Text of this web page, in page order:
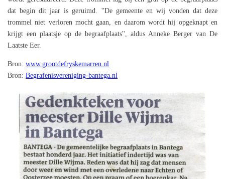
dat begin dit jaar is geruimd. ''De gemeente en wij vonden dat deze
trommel niet verloren mocht gaan, en daarom wordt hij opgeknapt en
krijgt een plaatsje op de begraafplaats'', aldus Anneke Berger van De
Laatste Eer.
Bron: www.grootdefryskemarren.nl
Bron: Begrafenisvereniging-bantega.nl